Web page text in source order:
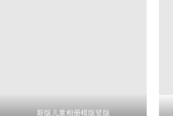
新版儿童相册模版竖版